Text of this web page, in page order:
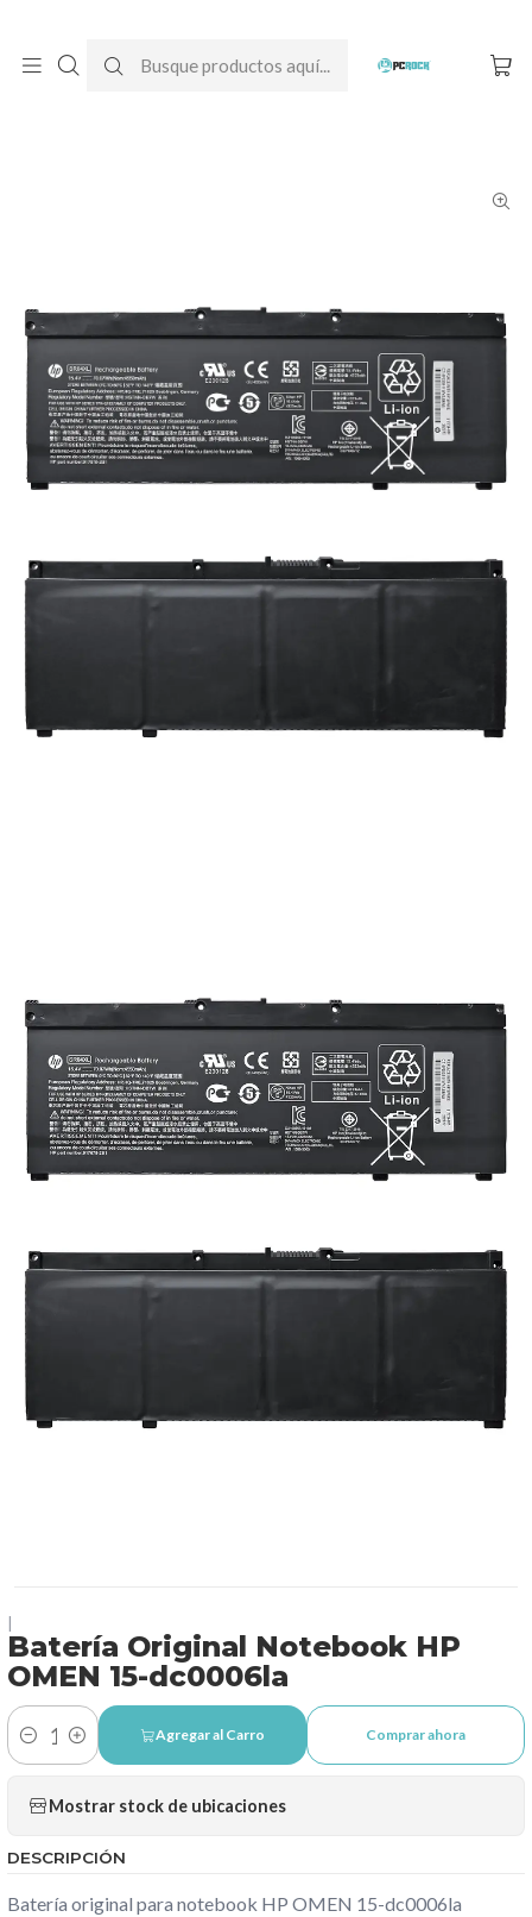
Batería Original Notebook HP
OMEN 15-dc0006la
Cantidad
Agregar al Carro Comprar ahora
Mostrar stock de ubicaciones
DESCRIPCIÓN
Batería original para notebook HP OMEN 15-dc0006la